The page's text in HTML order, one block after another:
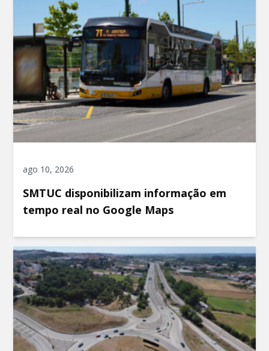
ago 10, 2026
SMTUC disponibilizam informação em
tempo real no Google Maps